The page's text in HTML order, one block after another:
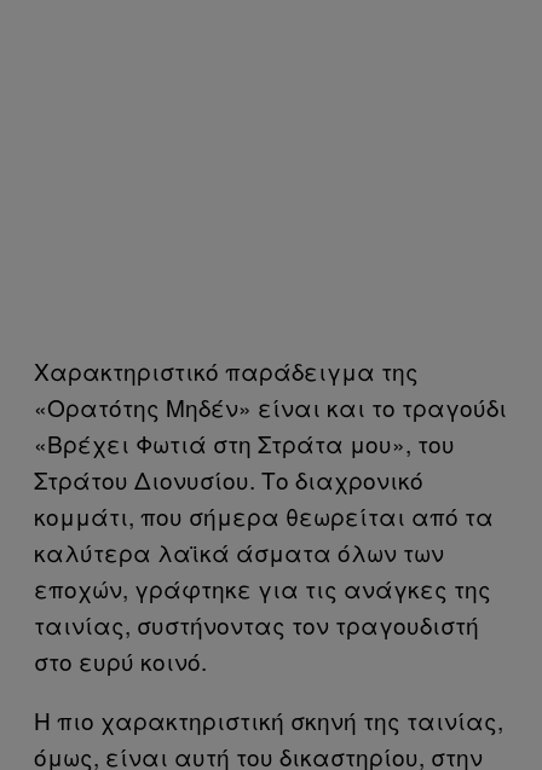
Χαρακτηριστικό παράδειγμα της
«Ορατότης Μηδέν» είναι και το τραγούδι
«Βρέχει Φωτιά στη Στράτα μου», του
Στράτου Διονυσίου. Το διαχρονικό
κομμάτι, που σήμερα θεωρείται από τα
καλύτερα λαϊκά άσματα όλων των
εποχών, γράφτηκε για τις ανάγκες της
ταινίας, συστήνοντας τον τραγουδιστή
στο ευρύ κοινό.
Η πιο χαρακτηριστική σκηνή της ταινίας,
όμως, είναι αυτή του δικαστηρίου, στην